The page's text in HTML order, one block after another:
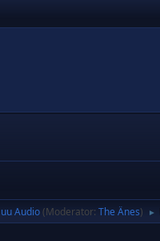
Audio(Moderator: The Änes) ►